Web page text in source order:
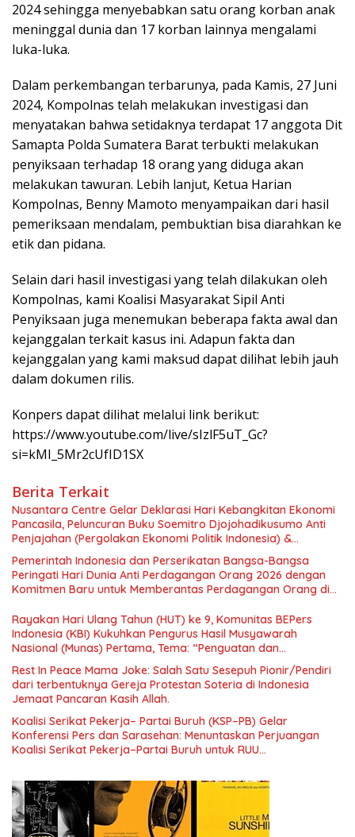
2024 sehingga menyebabkan satu orang korban anak
meninggal dunia dan 17 korban lainnya mengalami
luka-luka.
Dalam perkembangan terbarunya, pada Kamis, 27 Juni
2024, Kompolnas telah melakukan investigasi dan
menyatakan bahwa setidaknya terdapat 17 anggota Dit
Samapta Polda Sumatera Barat terbukti melakukan
penyiksaan terhadap 18 orang yang diduga akan
melakukan tawuran. Lebih lanjut, Ketua Harian
Kompolnas, Benny Mamoto menyampaikan dari hasil
pemeriksaan mendalam, pembuktian bisa diarahkan ke
etik dan pidana.
Selain dari hasil investigasi yang telah dilakukan oleh
Kompolnas, kami Koalisi Masyarakat Sipil Anti
Penyiksaan juga menemukan beberapa fakta awal dan
kejanggalan terkait kasus ini. Adapun fakta dan
kejanggalan yang kami maksud dapat dilihat lebih jauh
dalam dokumen rilis.
Konpers dapat dilihat melalui link berikut:
https://www.youtube.com/live/sIzlF5uT_Gc?
si=kMI_5Mr2cUfID1SX
Berita Terkait
Nusantara Centre Gelar Deklarasi Hari Kebangkitan Ekonomi
Pancasila, Peluncuran Buku Soemitro Djojohadikusumo Anti
Penjajahan (Pergolakan Ekonomi Politik Indonesia) &
Simposium Nasional “Urgensi Undang-Undang Perekonomian
Nasional dan Kesejahteraan Sosial dalam Menata Bangsa
Menuju Indonesia Emas 2045”,
Pemerintah Indonesia dan Perserikatan Bangsa-Bangsa
Peringati Hari Dunia Anti Perdagangan Orang 2026 dengan
Komitmen Baru untuk Memberantas Perdagangan Orang di
Rayakan Hari Ulang Tahun (HUT) ke 9, Komunitas BEPers
Indonesia (KBI) Kukuhkan Pengurus Hasil Musyawarah
Nasional (Munas) Pertama, Tema: “Penguatan dan
Pengembangan Organisasi KBI yang Berbasis Riset di seluruh
Indonesia dan Mancanegara”.
Rest In Peace Mama Joke: Salah Satu Sesepuh Pionir/Pendiri
dari terbentuknya Gereja Protestan Soteria di Indonesia
Jemaat Pancaran Kasih Allah.
Koalisi Serikat Pekerja– Partai Buruh (KSP–PB) Gelar
Konferensi Pers dan Sarasehan: Menuntaskan Perjuangan
Koalisi Serikat Pekerja–Partai Buruh untuk RUU